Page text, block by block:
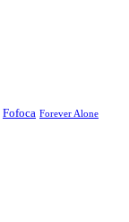
Fofoca Forever Alone